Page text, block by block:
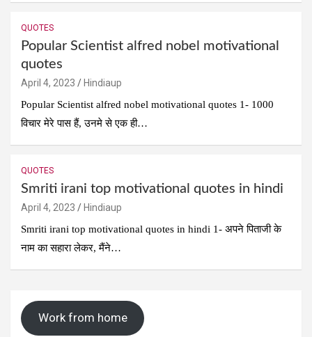
QUOTES
Popular Scientist alfred nobel motivational
quotes
April 4, 2023
Hindiaup
Popular Scientist alfred nobel motivational quotes 1- 1000
विचार मेरे पास हैं, उनमे से एक ही…
QUOTES
Smriti irani top motivational quotes in hindi
April 4, 2023
Hindiaup
Smriti irani top motivational quotes in hindi 1- अपने पिताजी के
नाम का सहारा लेकर, मैंने…
Work from home